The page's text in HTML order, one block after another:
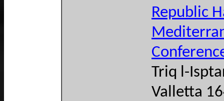
Republic
Triq l-
Valletta